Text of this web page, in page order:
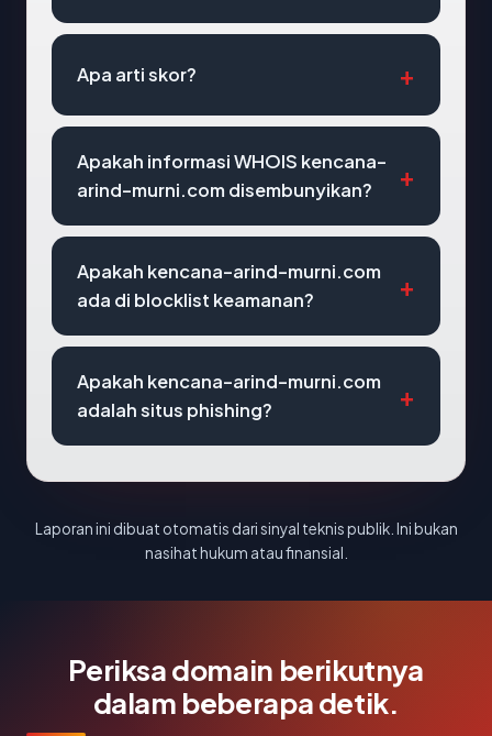
Apa arti skor?
Apakah informasi WHOIS kencana-
arind-murni.com disembunyikan?
Apakah kencana-arind-murni.com
ada di blocklist keamanan?
Apakah kencana-arind-murni.com
adalah situs phishing?
Laporan ini dibuat otomatis dari sinyal teknis publik. Ini bukan
nasihat hukum atau finansial.
Periksa domain berikutnya
dalam beberapa detik.